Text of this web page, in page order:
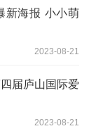
新海报 小小萌
2023-08-21
届庐山国际爱
2023-08-21